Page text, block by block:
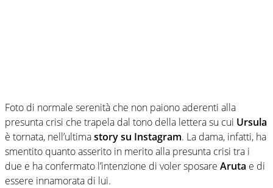
Foto di normale serenità che non paiono aderenti alla
presunta crisi che trapela dal tono della lettera su cui Ursula
è tornata, nell’ultimastory su Instagram. La dama, infatti, ha
smentito quanto asserito in merito alla presunta crisi tra i
due e ha confermato l’intenzione di voler sposare Aruta e di
essere innamorata di lui.